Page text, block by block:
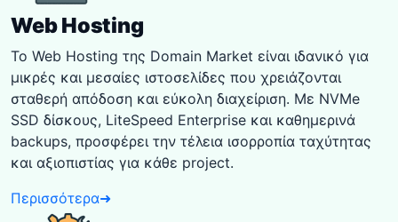
Web Hosting
Το Web Hosting της Domain Market είναι ιδανικό για
μικρές και μεσαίες ιστοσελίδες που χρειάζονται
σταθερή απόδοση και εύκολη διαχείριση. Με NVMe
SSD δίσκους, LiteSpeed Enterprise και καθημερινά
backups, προσφέρει την τέλεια ισορροπία ταχύτητας
και αξιοπιστίας για κάθε project.
Περισσότερα➜